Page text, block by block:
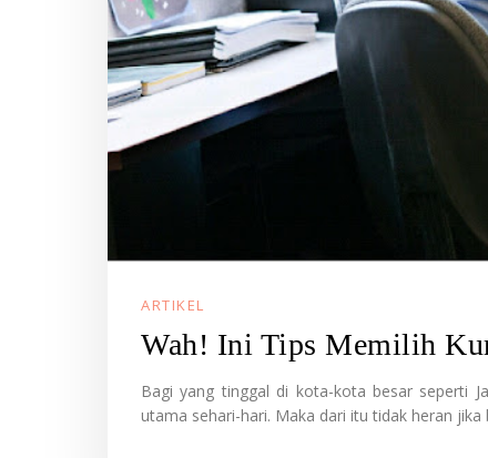
ARTIKEL
Wah! Ini Tips Memilih
Bagi yang tinggal di kota-kota besar seperti
utama sehari-hari. Maka dari itu tidak heran jika